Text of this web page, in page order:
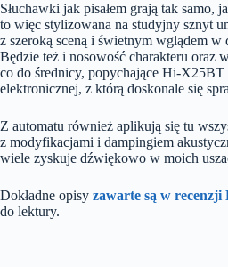
Słuchawki jak pisałem grają tak samo,
to więc stylizowana na studyjny sznyt
z szeroką sceną i świetnym wglądem w
Będzie też i nosowość charakteru oraz
co do średnicy, popychające Hi-
elektronicznej, z którą doskonale się
Z automatu również aplikują się tu
z modyfikacjami i dampingiem
wiele zyskuje dźwiękowo w moich
Dokładne opisy zawarte są w recenzji
do lektury.